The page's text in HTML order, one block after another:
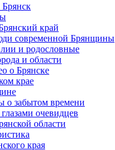
край
современной Брянщины
и родословные
и области
о Брянске
крае
о забытом времени
очевидцев
области
края